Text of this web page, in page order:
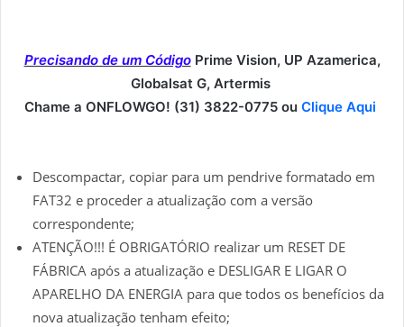
Precisando de um Código Prime Vision, UP Azamerica,
Globalsat G, Artermis
Chame a ONFLOWGO! (31) 3822-0775 ou Clique Aqui
Descompactar, copiar para um pendrive formatado em
FAT32 e proceder a atualização com a versão
correspondente;
ATENÇÃO!!! É OBRIGATÓRIO realizar um RESET DE
FÁBRICA após a atualização e DESLIGAR E LIGAR O
APARELHO DA ENERGIA para que todos os benefícios da
nova atualização tenham efeito;